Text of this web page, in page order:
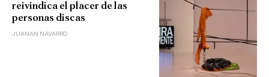
reivindica el placer de las
personas discas
JUANAN NAVARRO